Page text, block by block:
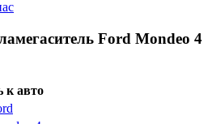
Ford Mondeo 4
к авто